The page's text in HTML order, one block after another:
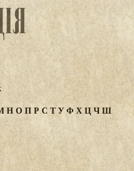
НОПР С ТУФХЦЧШ